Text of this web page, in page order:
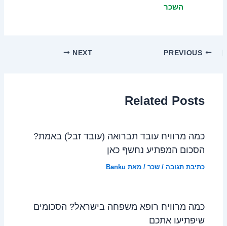
השכר
NEXT
Related Posts
כמה מרוויח עובד תברואה (עובד זבל) באמת?
הסכום המפתיע נחשף כאן
כתיבת תגובה /שכר / מאת Banku
כמה מרוויח רופא משפחה בישראל? הסכומים
שיפתיעו אתכם